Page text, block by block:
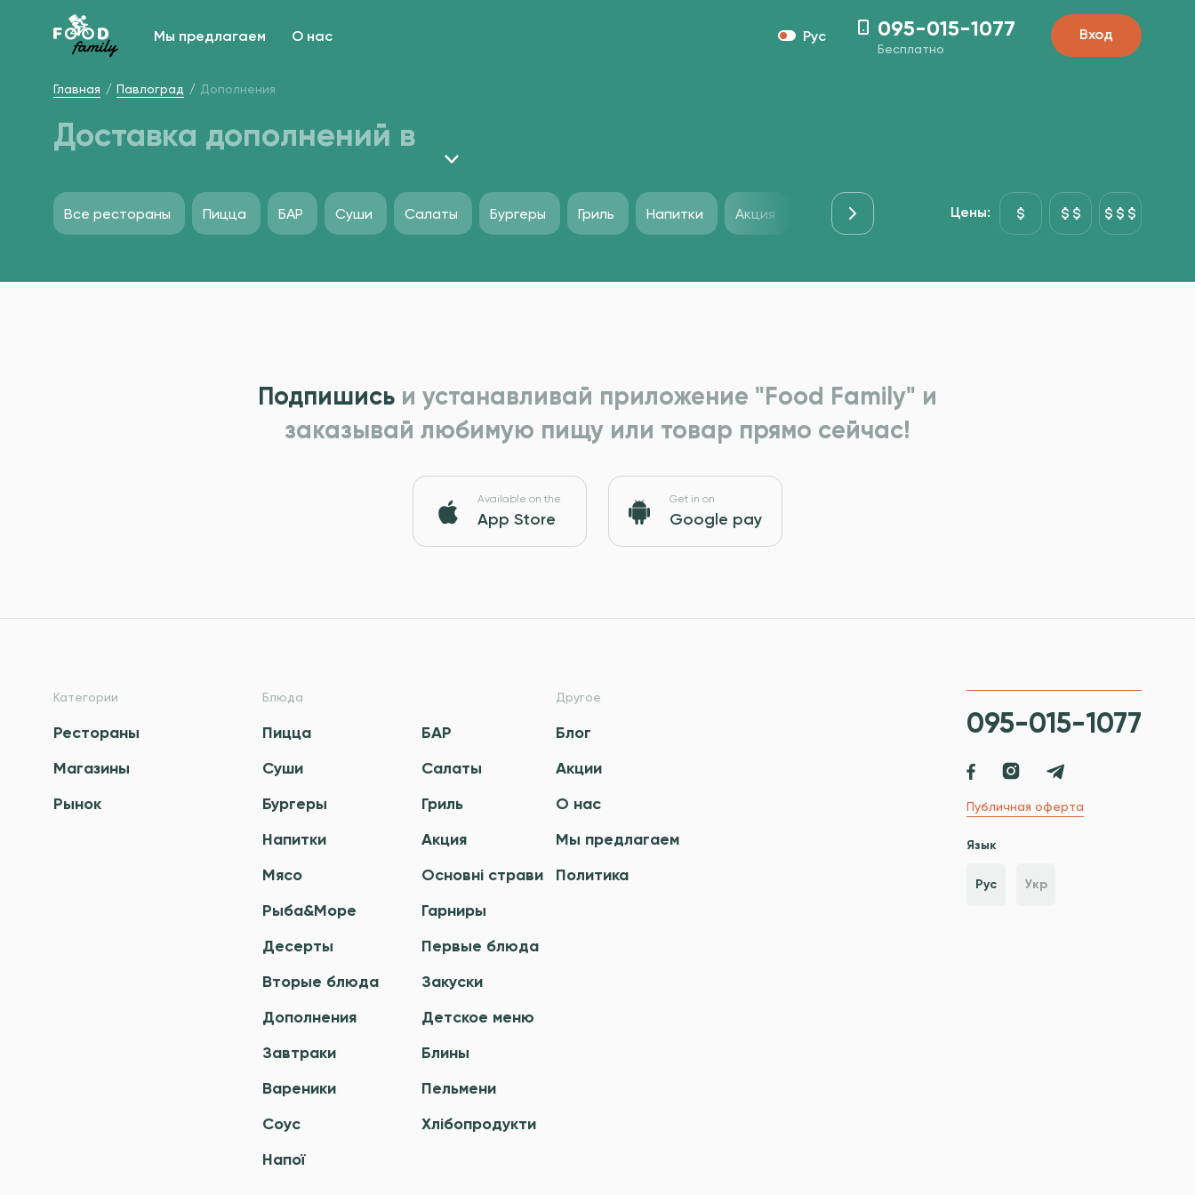
Мы предлагаем О нас Рус 095-015-1077
Бесплатно
Вход
Главная Павлоград Дополнения
Доставка дополнений в
Все рестораны Пицца БАР Суши Салаты Бургеры Гриль Напитки Акция Основні страви Рыба&Море Гарниры
Цены:
Подпишись и устанавливай приложение "Food Family" и
заказывай любимую пищу или товар прямо сейчас!
Available on the
App Store
Get in on
Google pay
Категории
Рестораны
Магазины
Рынок
Блюда
Пицца
БАР
Суши
Салаты
Бургеры
Гриль
Напитки
Акция
Мясо
Основні страви
Рыба&Море
Гарниры
Десерты
Первые блюда
Вторые блюда
Закуски
Дополнения
Детское меню
Завтраки
Блины
Вареники
Пельмени
Соус
Хлібопродукти
Напої
Другое
Блог
Акции
О нас
Мы предлагаем
Политика
095-015-1077
Публичная оферта
Язык
Рус Укр